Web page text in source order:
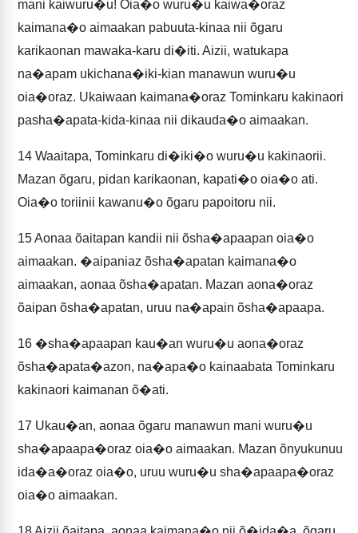
mani kaiwuru�u! Oia�o wuru�u kaiwa�oraz
kaimana�o aimaakan pabuuta-kinaa nii õgaru
karikaonan mawaka-karu di�iti. Aizii, watukapa
na�apam ukichana�iki-kian manawun wuru�u
oia�oraz. Ukaiwaan kaimana�oraz Tominkaru kakinaori
pasha�apata-kida-kinaa nii dikauda�o aimaakan.
14 Waaitapa, Tominkaru di�iki�o wuru�u kakinaorii.
Mazan õgaru, pidan karikaonan, kapati�o oia�o ati.
Oia�o toriinii kawanu�o õgaru papoitoru nii.
15Aonaa õaitapan kandii nii õsha�apaapan oia�o
aimaakan. �aipaniaz õsha�apatan kaimana�o
aimaakan, aonaa õsha�apatan. Mazan aona�oraz
õaipan õsha�apatan, uruu na�apain õsha�apaapa.
16 �sha�apaapan kau�an wuru�u aona�oraz
õsha�apata�azon, na�apa�o kainaabata Tominkaru
kakinaori kaimanan õ�ati.
17 Ukau�an, aonaa õgaru manawun mani wuru�u
sha�apaapa�oraz oia�o aimaakan. Mazan õnyukunuu
ida�a�oraz oia�o, uruu wuru�u sha�apaapa�oraz
oia�o aimaakan.